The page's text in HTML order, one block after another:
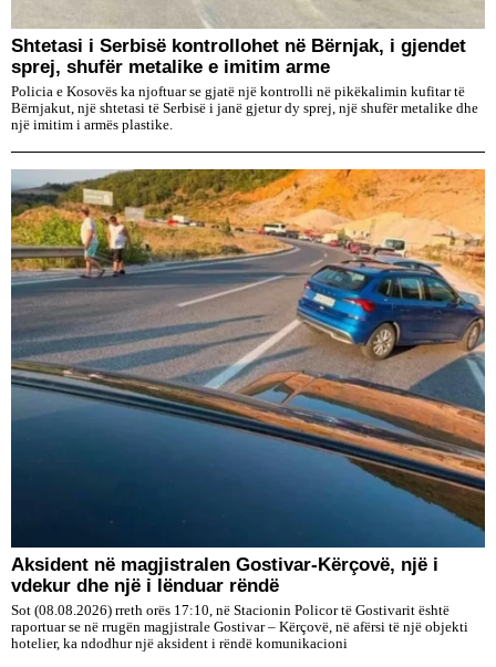
Shtetasi i Serbisë kontrollohet në Bërnjak, i gjendet
sprej, shufër metalike e imitim arme
Policia e Kosovës ka njoftuar se gjatë një kontrolli në pikëkalimin kufitar të
Bërnjakut, një shtetasi të Serbisë i janë gjetur dy sprej, një shufër metalike dhe
një imitim i armës plastike.
Aksident në magjistralen Gostivar-Kërçovë, një i
vdekur dhe një i lënduar rëndë
Sot (08.08.2026) rreth orës 17:10, në Stacionin Policor të Gostivarit është
raportuar se në rrugën magjistrale Gostivar – Kërçovë, në afërsi të një objekti
hotelier, ka ndodhur një aksident i rëndë komunikacioni